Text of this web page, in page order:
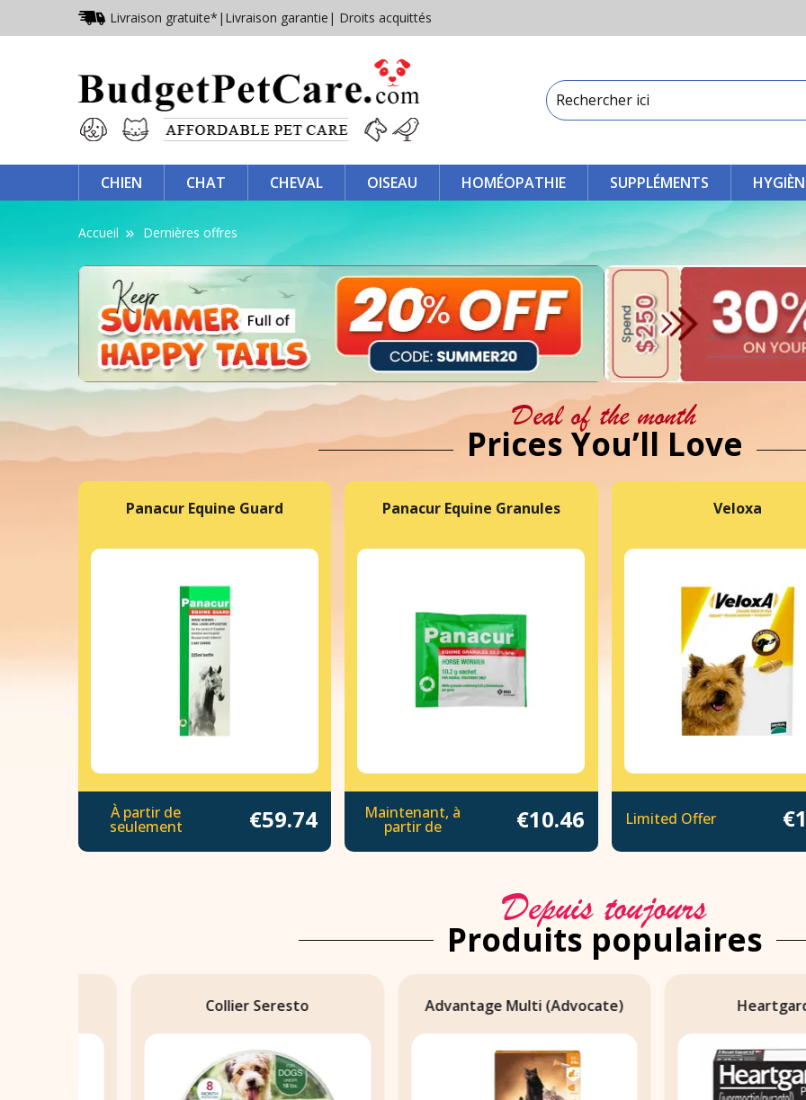
Livraison gratuite* | Livraison garantie | Droits acquittés
CHIEN CHAT CHEVAL OISEAU HOMÉOPATHIE SUPPLÉMENTS
Accueil Dernières offres
Deal of the month
Prices You’ll Love
Panacur Equine Guard
À partir de
seulement €59.74
Panacur Equine Granules
Maintenant, à
partir de €10.46
Veloxa
Limited Offer
Depuis toujours
Produits populaires
Collier Seresto Advantage Multi (Advocate) Heartgard Plus